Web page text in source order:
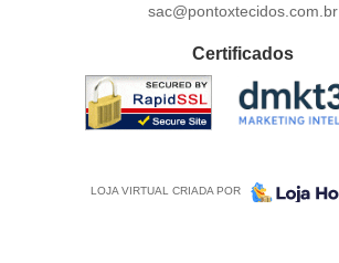
sac@pontoxtecidos.com.br
Certificados
LOJA VIRTUAL CRIADA POR